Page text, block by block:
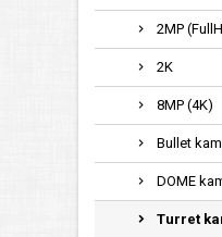
2MP
2K
8MP (4K)
Bullet
DOME
Turret